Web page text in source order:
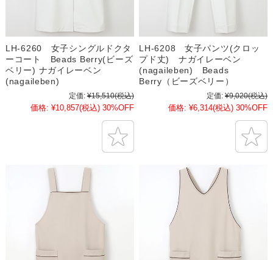
LH-6260 女子シングルドクタ
ーコート Beads Berry(ビーズ
ベリー) ナガイレーベン
(nagaileben)
定価: ¥15,510(税込)
価格: ¥10,857(税込) 30%OFF
LH-6208 女子パンツ(クロッ
プド丈) ナガイレーベン
(nagaileben) Beads
Berry（ビーズベリー）
定価: ¥9,020(税込)
価格: ¥6,314(税込) 30%OFF